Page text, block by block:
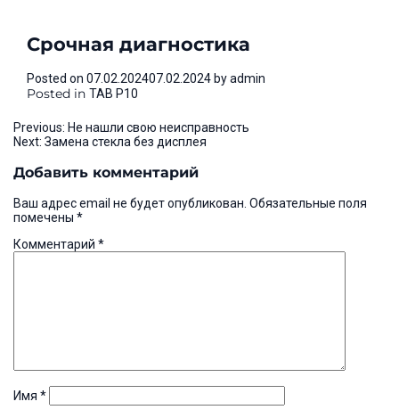
Срочная диагностика
Posted on 07.02.202407.02.2024 byadmin
Posted in TAB P10
Навигация
по
записям
Previous: Не нашли свою неисправность
Next: Замена стекла без дисплея
Добавить комментарий
Ваш адрес email не будет опубликован. Обязательные поля
помечены *
Комментарий *
Имя *